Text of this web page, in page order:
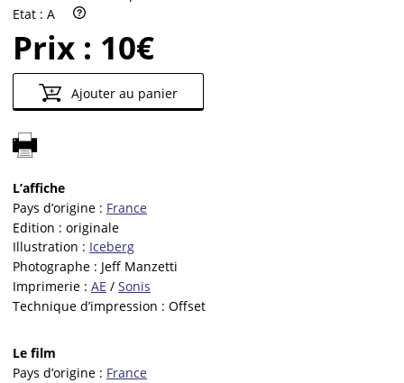
Etat : A
Prix : 10€
Ajouter au panier
L’affiche
Pays d’origine : France
Edition : originale
Illustration : Iceberg
Photographe : Jeff Manzetti
Imprimerie : AE / Sonis
Technique d’impression : Offset
Le film
Pays d’origine : France